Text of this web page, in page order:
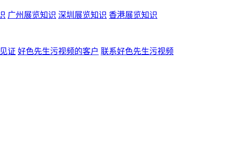
广州展览知识 深圳展览知识 香港展览知识
证 好色先生污视频的客户 联系好色先生污视频